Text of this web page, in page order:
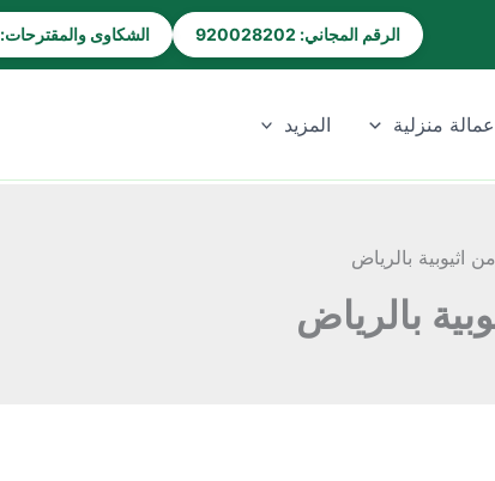
الرقم المجاني: 920028202 الشكاوى والمقترحات: 0556262808
منزلية المزيد
اثيوبية بالرياض
بالرياض